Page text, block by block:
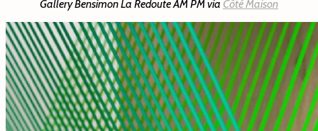
Gallery Bensimon La Redoute AM PM via Côté Maison